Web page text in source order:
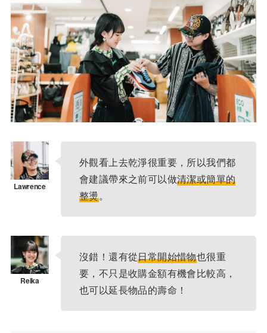
外觀看上去乾淨很重要，所以我們都
會建議帶來之前可以做清潔或簡單的
整燙。
沒錯！還有從日常開始惜物也很重
要，不只是收購金額有機會比較高，
也可以延長物品的壽命！